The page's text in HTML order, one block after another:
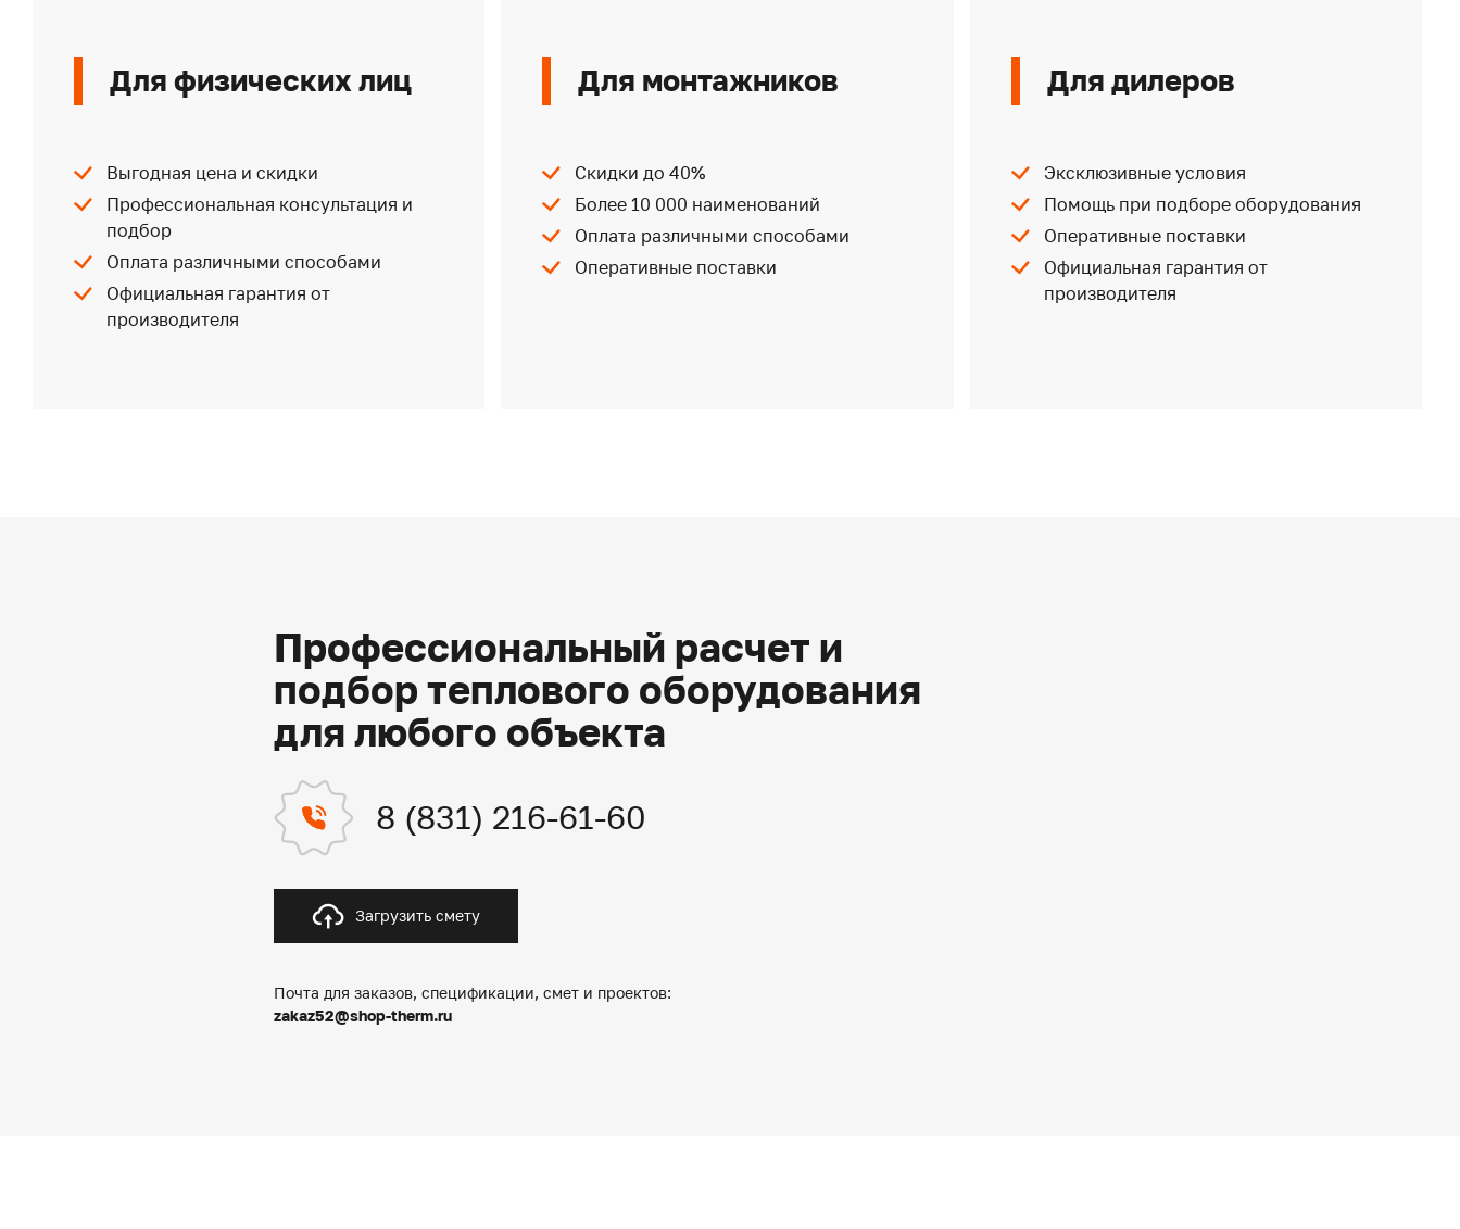
Для физических лиц
Выгодная цена и скидки
Профессиональная консультация и
подбор
Оплата различными способами
Официальная гарантия от
производителя
Для монтажников
Скидки до 40%
Более 10 000 наименований
Оплата различными способами
Оперативные поставки
Для дилеров
Эксклюзивные условия
Помощь при подборе оборудования
Оперативные поставки
Официальная гарантия от
производителя
Профессиональный расчет и
подбор теплового оборудования
для любого объекта
8 (831) 216-61-60
Загрузить смету
Почта для заказов, спецификации, смет и проектов:
zakaz52@shop-therm.ru